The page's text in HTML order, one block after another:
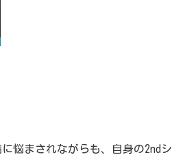
悩まされながらも、自身の2ndシ